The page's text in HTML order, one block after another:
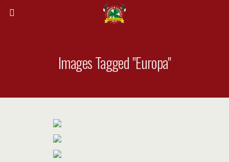
Images Tagged "europa"